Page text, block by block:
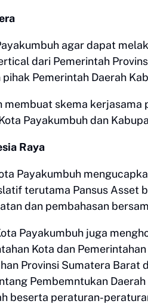
agar dapat
dari Pemerintah
Pemerintah Daerah
membuat skema
Payakumbuh dan
Raya
Payakumbuh
terutama Pansus Asset
dan pembahasan
Payakumbuh juga
Kota dan
Provinsi Sumatera
Pembemntukan
beserta peraturan-